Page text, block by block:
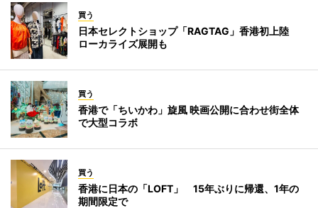
買う
日本セレクトショップ「RAGTAG」香港初上陸
ローカライズ展開も
買う
香港で「ちいかわ」旋風 映画公開に合わせ街全体
で大型コラボ
買う
香港に日本の「LOFT」 15年ぶりに帰還、1年の
期間限定で